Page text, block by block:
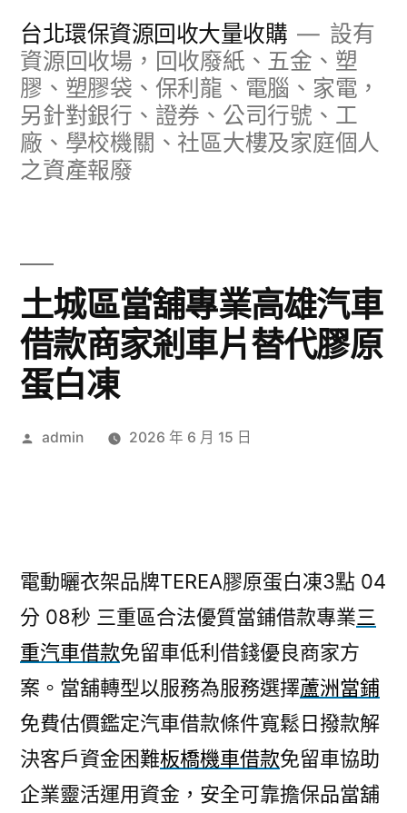
台北環保資源回收大量收購
設有
資源回收場，回收廢紙、五金、塑
膠、塑膠袋、保利龍、電腦、家電，
另針對銀行、證券、公司行號、工
廠、學校機關、社區大樓及家庭個人
之資產報廢
土城區當舖專業高雄汽車
借款商家剎車片替代膠原
蛋白凍
作
admin 2026 年 6 月 15 日
電動曬衣架品牌TEREA膠原蛋白凍3點 04
分 08秒 三重區合法優質當鋪借款專業三
重汽車借款免留車低利借錢優良商家方
案。當舖轉型以服務為服務選擇蘆洲當鋪
免費估價鑑定汽車借款條件寬鬆日撥款解
決客戶資金困難板橋機車借款免留車協助
企業靈活運用資金，安全可靠擔保品當舖